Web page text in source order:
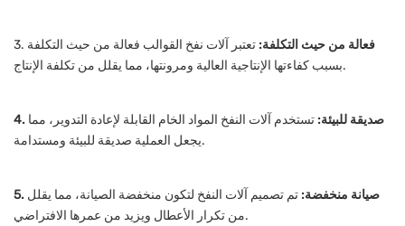
3. فعالة من حيث التكلفة: تعتبر آلات نفخ القوالب فعالة من حيث التكلفة
بسبب كفاءتها الإنتاجية العالية ومرونتها، مما يقلل من تكلفة الإنتاج.
4. صديقة للبيئة: تستخدم آلات النفخ المواد الخام القابلة لإعادة التدوير، مما
يجعل العملية صديقة للبيئة ومستدامة.
5. صيانة منخفضة: تم تصميم آلات النفخ لتكون منخفضة الصيانة، مما يقلل
من تكرار الأعطال ويزيد من عمرها الافتراضي.